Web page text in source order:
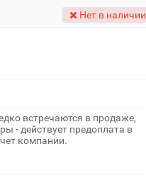
Нет в наличии
встречаются в продаже,
- действует предоплата в
компании.